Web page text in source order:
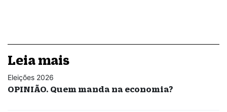
Leia mais
Eleições 2026
OPINIÃO. Quem manda na economia?